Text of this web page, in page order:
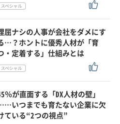
屈ナシの人事が会社をダメにす
…？ホントに優秀人材が「育
・定着する」仕組みとは
％が直面する「DX人材の壁」
いつまでも育たない企業に欠
ている“2つの視点”